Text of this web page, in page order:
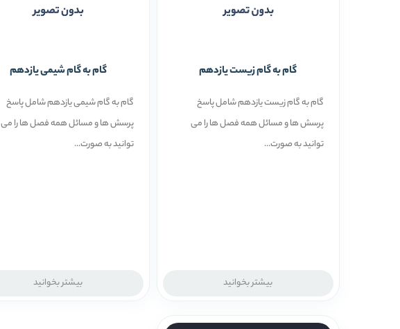
گام به گام زیست یازدهم
گام به گام زیست یازدهم شامل پاسخ
پرسش ها و مسائل همه فصل ها را می
توانید به صورت...
بیشتر بخوانید
گام به گام شیمی یازدهم
گام به گام شیمی یازدهم شامل پاسخ
پرسش ها و مسائل همه فصل ها را می
توانید به صورت...
بیشتر بخوانید